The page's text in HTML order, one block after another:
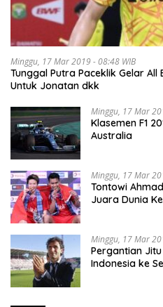
Minggu, 17 Mar 2019 - 08:48 WIB
Tunggal Putra Paceklik Gelar All
Untuk Jonatan dkk
Minggu, 17 Mar
Klasemen F1
Australia
Minggu, 17 Mar
Tontowi
Juara Dunia
Minggu, 17 Mar
Pergantian
Indonesia ke